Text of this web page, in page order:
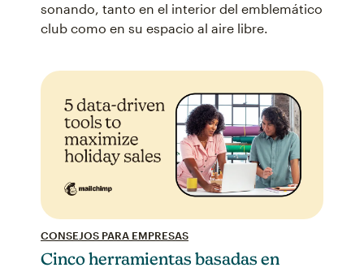
sonando, tanto en el interior del emblemático
club como en su espacio al aire libre.
CONSEJOS PARA EMPRESAS
Cinco herramientas basadas en